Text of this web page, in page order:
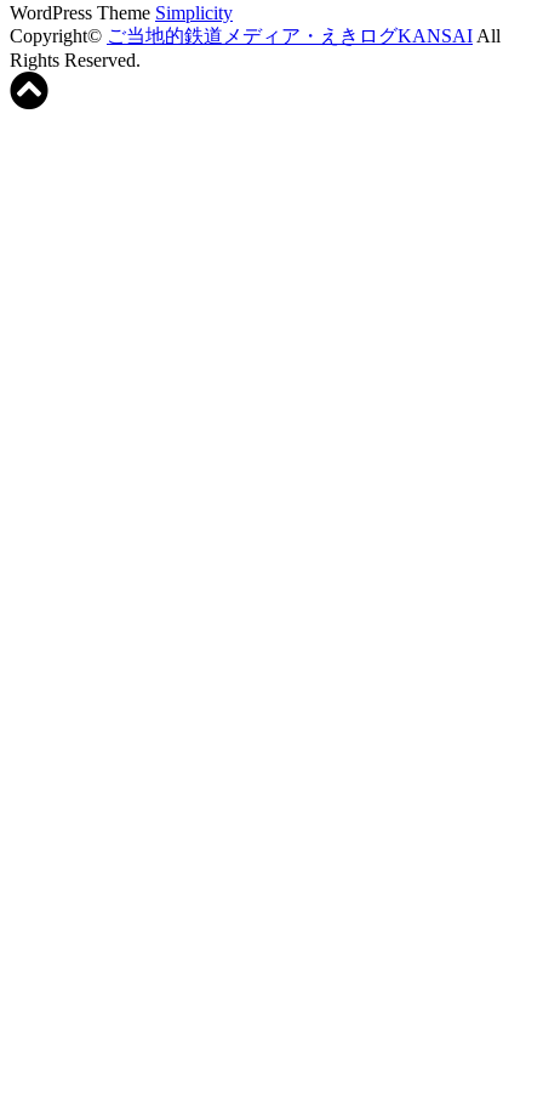
WordPress Theme Simplicity
Copyright© ご当地的鉄道メディア・えきログKANSAI All
Rights Reserved.